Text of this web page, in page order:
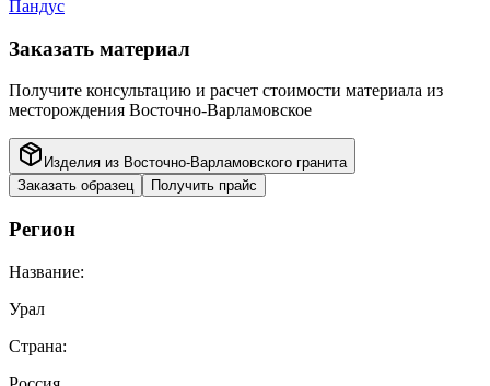
Пандус
Заказать материал
Получите консультацию и расчет стоимости материала из
месторождения Восточно-Варламовское
Изделия из Восточно-Варламовского гранита
Заказать образец
Получить прайс
Регион
Название:
Урал
Страна: